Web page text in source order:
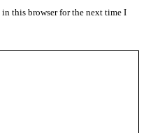
in this browser for the next time I